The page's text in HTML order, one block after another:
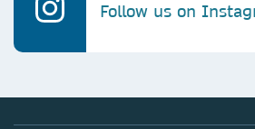
Follow us on